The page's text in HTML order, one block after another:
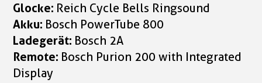
Glocke: Reich Cycle Bells Ringsound
Akku: Bosch PowerTube 800
Ladegerät: Bosch 2A
Remote: Bosch Purion 200 with Integrated
Display